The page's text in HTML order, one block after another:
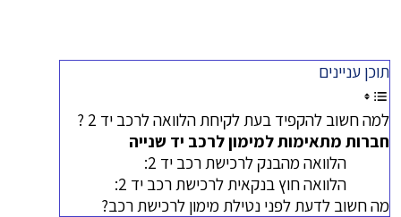
תוכן עניינים
למה חשוב להקפיד בעת לקיחת הלוואה לרכב יד 2 ?
חברות מתאימות למימון לרכב יד שנייה
הלוואה מהבנק לרכישת רכב יד 2:
הלוואה חוץ בנקאית לרכישת רכב יד 2:
מה חשוב לדעת לפני נטילת מימון לרכישת רכב?